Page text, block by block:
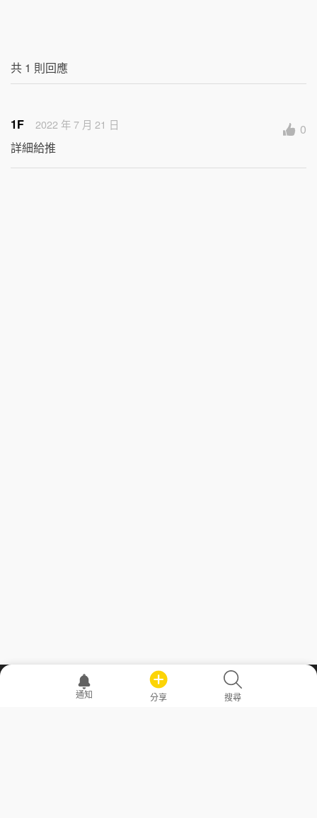
共 1 則回應
0
1F 2022 年 7 月 21 日
詳細給推
職場透明化運動
通知 分享 搜尋